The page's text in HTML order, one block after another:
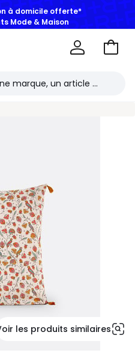
à domicile offerte*
Mode & Maison
Aller
les produits similaires